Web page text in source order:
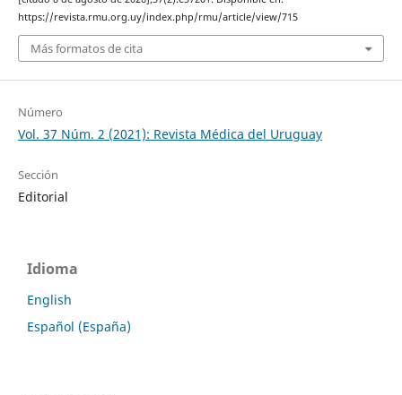
https://revista.rmu.org.uy/index.php/rmu/article/view/715
Más formatos de cita
Número
Vol. 37 Núm. 2 (2021): Revista Médica del Uruguay
Sección
Editorial
Idioma
English
Español (España)